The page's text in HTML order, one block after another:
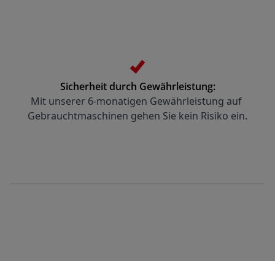
Sicherheit durch Gewährleistung:
Mit unserer 6-monatigen Gewährleistung auf
Gebrauchtmaschinen gehen Sie kein Risiko ein.